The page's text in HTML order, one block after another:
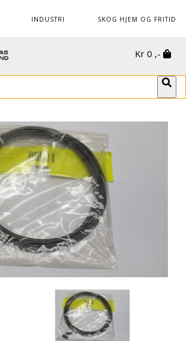
INDUSTRI SKOG HJEM OG FRITID
Kr 0 ,-